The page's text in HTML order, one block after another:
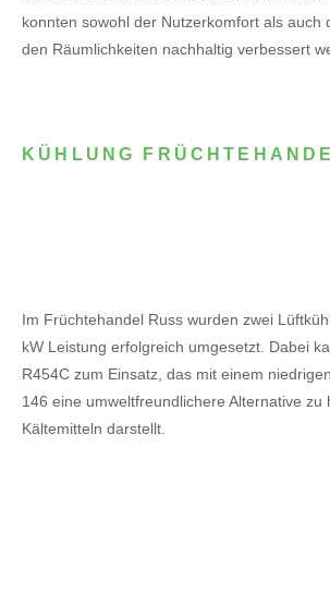
konnten sowohl der Nutzerkomfort als auch
den Räumlichkeiten nachhaltig verbessert
KÜHLUNG
Im Früchtehandel Russ wurden zwei
kW Leistung erfolgreich umgesetzt. Dabei
R454C zum Einsatz, das mit einem
146 eine umweltfreundlichere Alternative zu
Kältemitteln darstellt.